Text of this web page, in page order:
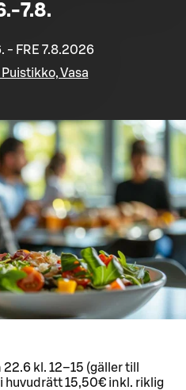
7.8.
- FRE 7.8.2026
Vasa
kl. 12–15 (gäller till
huvudrätt 15,50€ inkl. riklig